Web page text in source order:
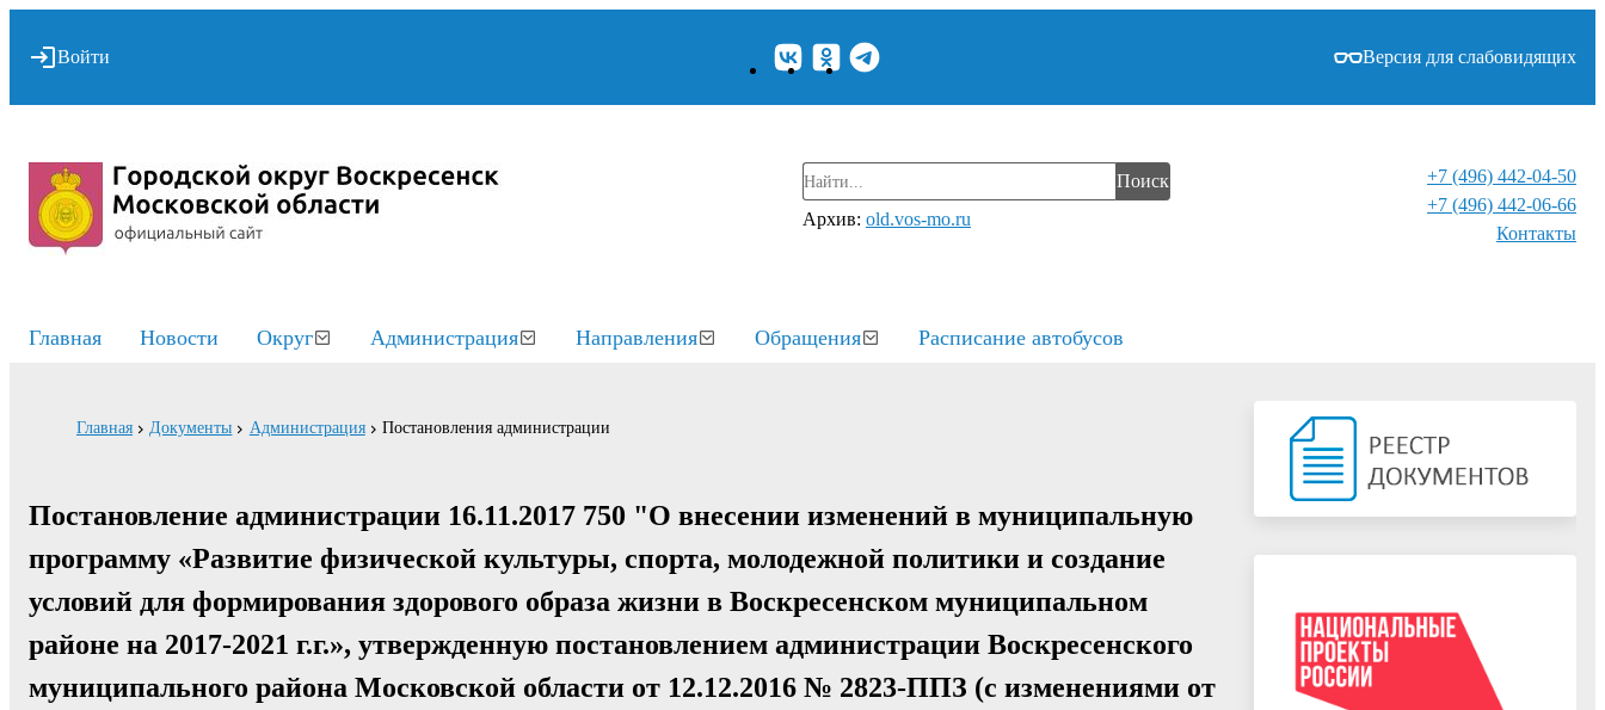
Войти Версия для слабовидящих
Поиск
Архив: old.vos-mo.ru
+7 (496) 442-04-50
+7 (496) 442-06-66
Контакты⁠
Главная Новости Округ Администрация Направления Обращения Расписание автобусов
Главная Документы Администрация Постановления администрации
Постановление администрации 16.11.2017 750 "О внесении изменений в муниципальную
программу «Развитие физической культуры, спорта, молодежной политики и создание
условий для формирования здорового образа жизни в Воскресенском муниципальном
районе на 2017-2021 г.г.», утвержденную постановлением администрации Воскресенского
муниципального района Московской области от 12.12.2016 № 2823-ППЗ (с изменениями от